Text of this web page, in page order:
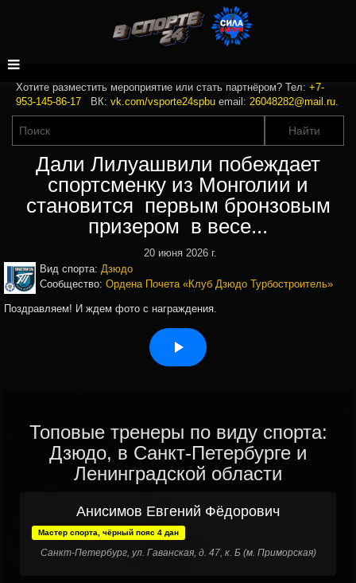
Хотите разместить мероприятие или стать партнёром? Тел: +7-
953-145-86-17 ВК: vk.com/vsporte24spbu email: 26048282@mail.ru.
Дали Лилуашвили побеждает
спортсменку из Монголии и
становится первым бронзовым
призером в весе...
20 июня 2026 г.
Вид спорта: Дзюдо
Сообщество: Ордена Почета «Клуб Дзюдо Турбостроитель»
Поздравляем! И ждем фото с награждения.
Топовые тренеры по виду спорта:
Дзюдо, в Санкт-Петербурге и
Ленинградской области
Анисимов Евгений Фёдорович
Мастер спорта, чёрный пояс 4 дан
Санкт-Петербург, ул. Гаванская, д. 47, к. Б (м. Приморская)